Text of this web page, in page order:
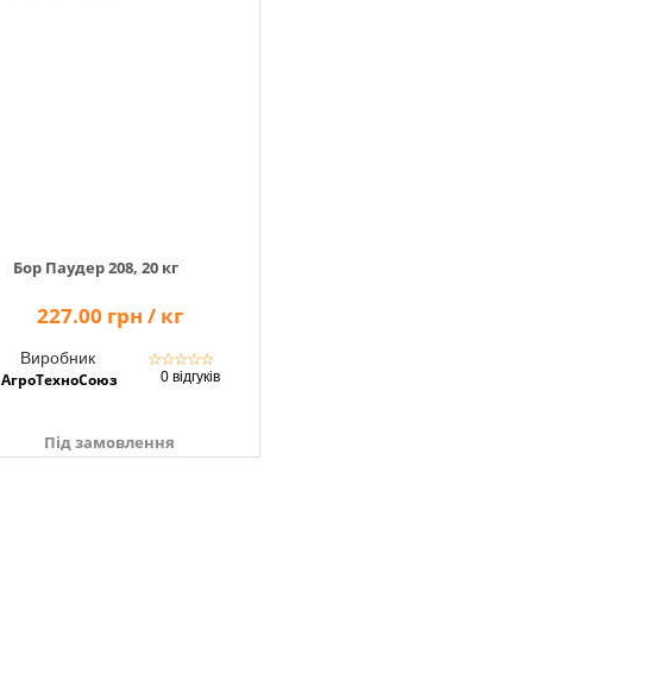
Бор Паудер 208, 20 кг
227.00 грн / кг
Виробник
АгроТехноСоюз
☆☆☆☆☆
0 відгуків
Під замовлення